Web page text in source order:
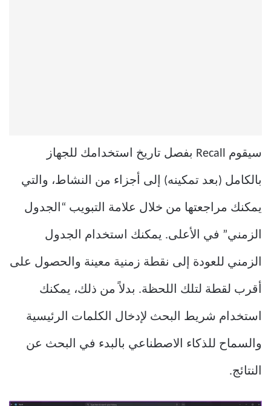
سيقوم Recall بفصل تاريخ استخدامك للجهاز
بالكامل (بعد تمكينه) إلى أجزاء من النشاط، والتي
يمكنك مراجعتها من خلال علامة التبويب “الجدول
الزمني” في الأعلى. يمكنك استخدام الجدول
الزمني للعودة إلى نقطة زمنية معينة والحصول على
أقرب لقطة لتلك اللحظة. بدلاً من ذلك، يمكنك
استخدام شريط البحث لإدخال الكلمات الرئيسية
والسماح للذكاء الاصطناعي بالبدء في البحث عن
النتائج.